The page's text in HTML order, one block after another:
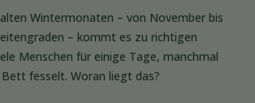
Wintermonaten – von November bis
– kommt es zu richtigen
Menschen für einige Tage, manchmal
fesselt. Woran liegt das?